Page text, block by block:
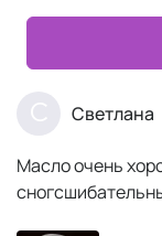
Светлана
Масло очень